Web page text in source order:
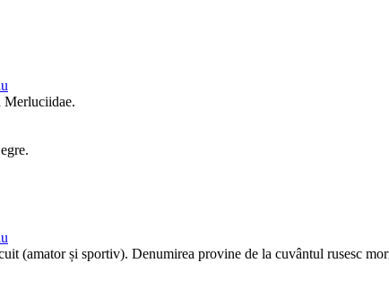
(amator și sportiv). Denumirea provine de la cuvântul rusesc